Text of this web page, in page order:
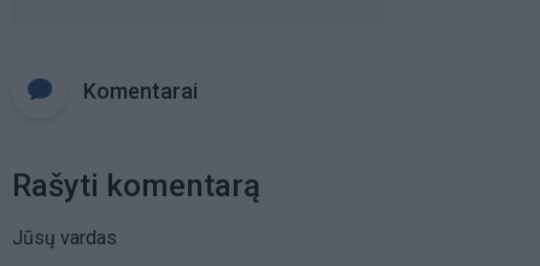
Komentarai
Rašyti komentarą
Jūsų vardas